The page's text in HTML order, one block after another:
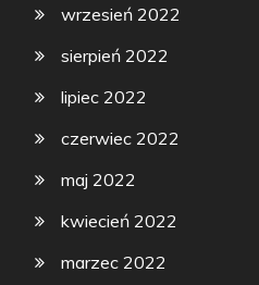
wrzesień 2022
sierpień 2022
lipiec 2022
czerwiec 2022
maj 2022
kwiecień 2022
marzec 2022